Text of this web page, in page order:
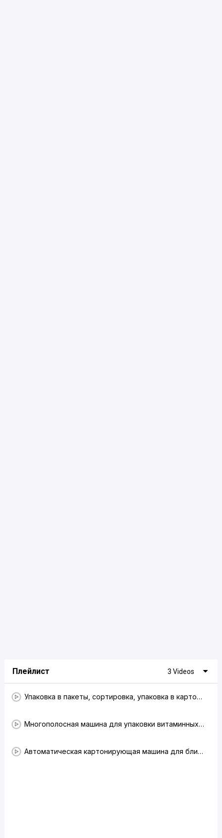
Плейлист 3 Videos
Упаковка в пакеты, сортировка, упаковка в картон, упаковка на поддоны, система упаковки на паллетах
Многополосная машина для упаковки витаминных порошков с картонирующей машиной @Испания
Автоматическая картонирующая машина для блистеров и листовок @Россия